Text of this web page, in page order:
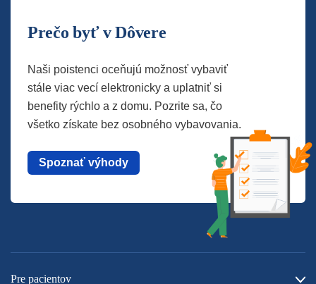
Prečo byť v Dôvere
Naši poistenci oceňujú možnosť vybaviť
stále viac vecí elektronicky a uplatniť si
benefity rýchlo a z domu. Pozrite sa, čo
všetko získate bez osobného vybavovania.
Spoznať výhody
Pre pacientov